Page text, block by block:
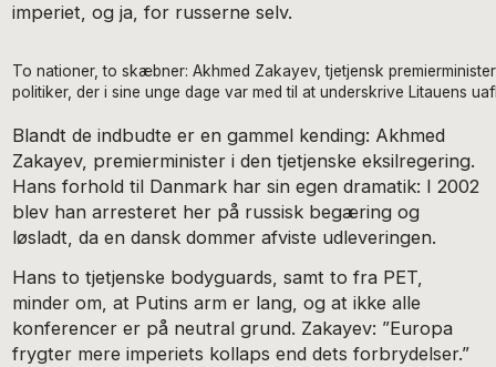
imperiet, og ja, for russerne selv.
To nationer, to skæbner: Akhmed Zakayev, tjetjensk
politiker, der i sine unge dage var med til at underskrive Litauens
Blandt de indbudte er en gammel kending: Akhmed
Zakayev, premierminister i den tjetjenske eksilregering.
Hans forhold til Danmark har sin egen dramatik: I 2002
blev han arresteret her på russisk begæring og
løsladt, da en dansk dommer afviste udleveringen.
Hans to tjetjenske bodyguards, samt to fra PET,
minder om, at Putins arm er lang, og at ikke alle
konferencer er på neutral grund. Zakayev: ”Europa
frygter mere imperiets kollaps end dets forbrydelser.”